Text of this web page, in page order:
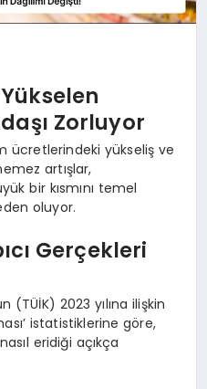
Zorluyor
ücretlerindeki yükseliş ve
artışlar,
bir kısmını temel
oluyor.
Gerçekleri
(TÜİK) 2023 yılına ilişkin
istatistiklerine göre,
eridiği açıkça